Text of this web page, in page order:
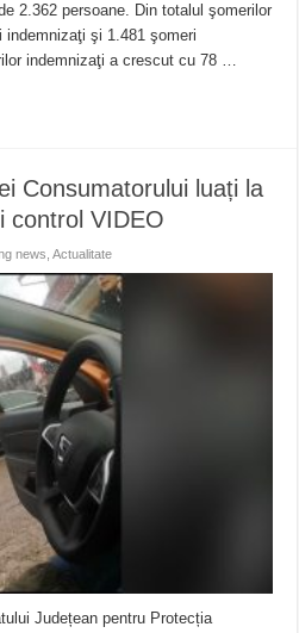
2.362 persoane. Din totalul şomerilor
şi 1.481 şomeri
indemnizaţi a crescut cu 78 …
Consumatorului luați la
control VIDEO
news ,Actualitate
Județean pentru Protecția